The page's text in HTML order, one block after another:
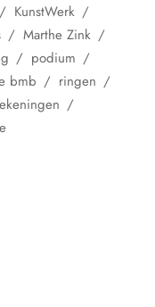
KunstWerk
Marthe Zink
podium
bmb
ringen